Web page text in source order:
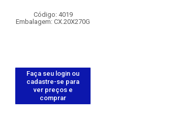
Código: 4019
Embalagem: CX.20X270G
Faça seu login ou
cadastre-se para
ver preços e
comprar